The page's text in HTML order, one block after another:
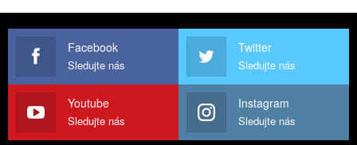
Facebook
Sledujte nás
Twitter
Sledujte nás
Youtube
Sledujte nás
Instagram
Sledujte nás